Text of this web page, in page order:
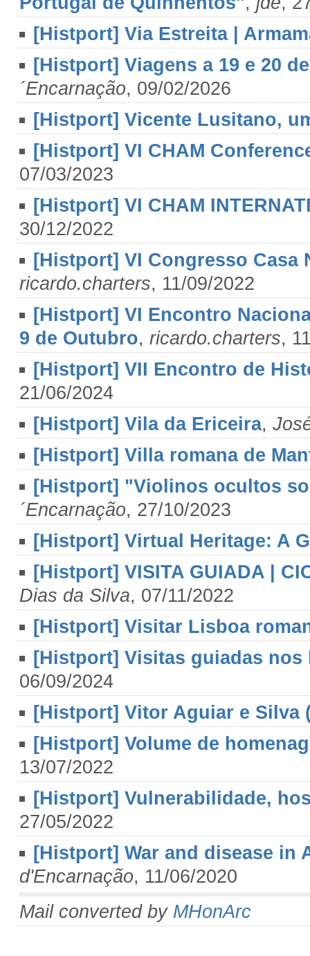
[Histport] Via Estreita |
[Histport] Viagens a 19 e 20
´Encarnação, 09/02/2026
[Histport] Vicente Lusitano,
[Histport] VI CHAM
07/03/2023
[Histport] VI CHAM
30/12/2022
[Histport] VI Congresso Casa
ricardo.charters, 11/09/2022
[Histport] VI Encontro
9 de Outubro, ricardo.charters,
[Histport] VII Encontro de
21/06/2024
[Histport] Vila da Ericeira,
[Histport] Villa romana de
[Histport] "Violinos ocultos
´Encarnação, 27/10/2023
[Histport] Virtual Heritage: A
[Histport] VISITA GUIADA |
Dias da Silva, 07/11/2022
[Histport] Visitar Lisboa
[Histport] Visitas guiadas nos
06/09/2024
[Histport] Vitor Aguiar e Silva
[Histport] Volume de
13/07/2022
[Histport] Vulnerabilidade,
27/05/2022
[Histport] War and disease in
d'Encarnação, 11/06/2020
Mail converted by MHonArc